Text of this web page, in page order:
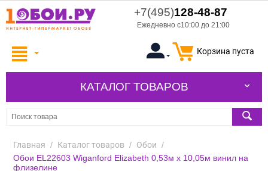
+7(495)128-48-87
Ежедневно с10:00 до 21:00
Корзина пуста
КАТАЛОГ ТОВАРОВ
Главная / Каталог товаров / Обои /
Обои EL22603 Wiganford Elizabeth 0,53м x 10,05м винил на
флизелине